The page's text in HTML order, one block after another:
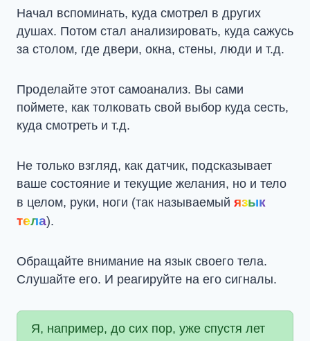
Начал вспоминать, куда смотрел в других
душах. Потом стал анализировать, куда сажусь
за столом, где двери, окна, стены, люди и т.д.
Проделайте этот самоанализ. Вы сами
поймете, как толковать свой выбор куда сесть,
куда смотреть и т.д.
Не только взгляд, как датчик, подсказывает
ваше состояние и текущие желания, но и тело
в целом, руки, ноги (так называемый язык
тела).
Обращайте внимание на язык своего тела.
Слушайте его. И реагируйте на его сигналы.
Я, например, до сих пор, уже спустя лет